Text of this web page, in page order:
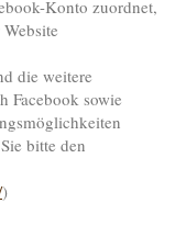
Konto zuordnet,
die weitere
Facebook sowie
bitte den
)